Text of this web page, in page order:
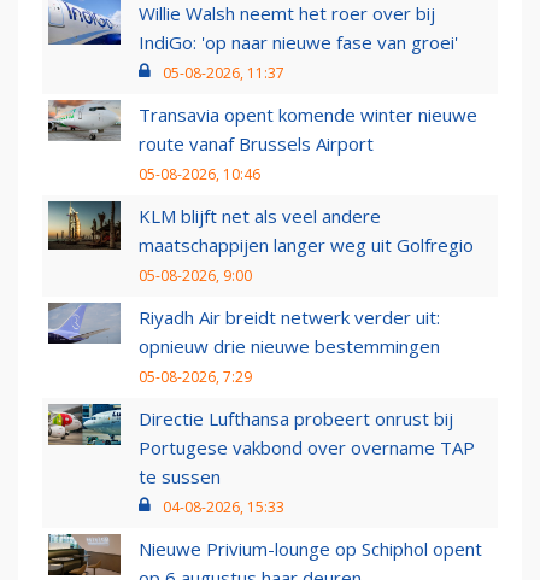
Willie Walsh neemt het roer over bij
IndiGo: 'op naar nieuwe fase van groei'
05-08-2026, 11:37
Transavia opent komende winter nieuwe
route vanaf Brussels Airport
05-08-2026, 10:46
KLM blijft net als veel andere
maatschappijen langer weg uit Golfregio
05-08-2026, 9:00
Riyadh Air breidt netwerk verder uit:
opnieuw drie nieuwe bestemmingen
05-08-2026, 7:29
Directie Lufthansa probeert onrust bij
Portugese vakbond over overname TAP
te sussen
04-08-2026, 15:33
Nieuwe Privium-lounge op Schiphol opent